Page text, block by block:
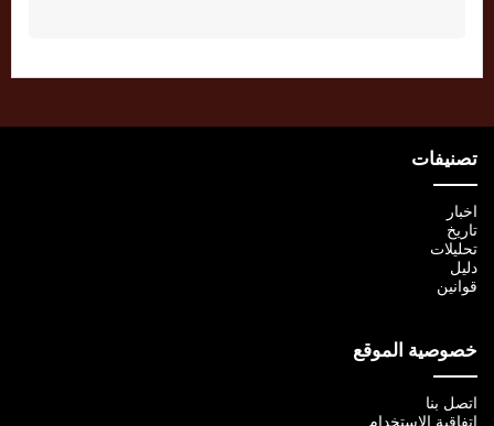
تصنيفات
اخبار
تاريخ
تحليلات
دليل
قوانين
خصوصية الموقع
اتصل بنا
اتفاقية الإستخدام